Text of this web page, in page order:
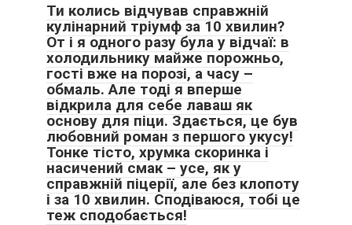
Ти колись відчував справжній
кулінарний тріумф за 10 хвилин?
От і я одного разу була у відчаї: в
холодильнику майже порожньо,
гості вже на порозі, а часу –
обмаль. Але тоді я вперше
відкрила для себе лаваш як
основу для піци. Здається, це був
любовний роман з першого укусу!
Тонке тісто, хрумка скоринка і
насичений смак – усе, як у
справжній піцерії, але без клопоту
і за 10 хвилин. Сподіваюся, тобі це
теж сподобається!